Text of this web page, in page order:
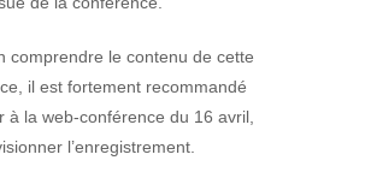
comprendre le contenu de cette
il est fortement recommandé
à la web-conférence du 16 avril,
l’enregistrement.